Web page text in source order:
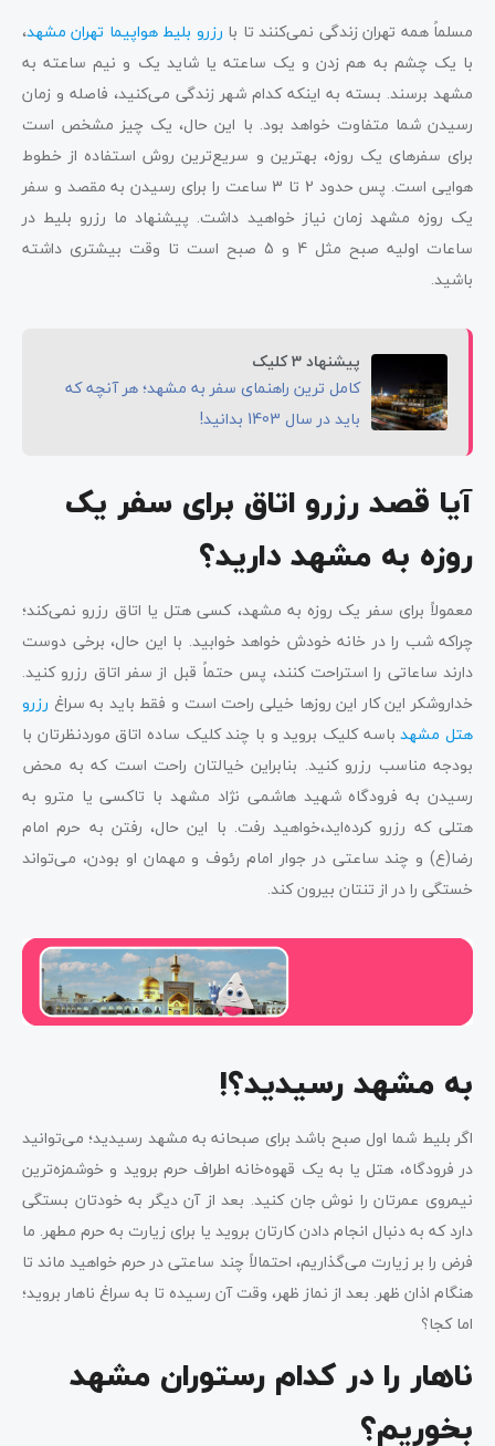
مسلماً همه تهران زندگی نمی‌کنند تا با رزرو بلیط هواپیما تهران مشهد،
با یک چشم به هم زدن و یک ساعته یا شاید یک و نیم ساعته به
مشهد برسند. بسته به اینکه کدام شهر زندگی می‌کنید، فاصله و زمان
رسیدن شما متفاوت خواهد بود. با این حال، یک چیز مشخص است
برای سفرهای یک روزه، بهترین و سریع‌ترین روش استفاده از خطوط
هوایی است. پس حدود 2 تا 3 ساعت را برای رسیدن به مقصد و سفر
یک روزه مشهد زمان نیاز خواهید داشت. پیشنهاد ما رزرو بلیط در
ساعات اولیه صبح مثل 4 و 5 صبح است تا وقت بیشتری داشته
باشید.
پیشنهاد 3 کلیک
کامل ترین راهنمای سفر به مشهد؛ هر آنچه که
باید در سال 1403 بدانید!
آیا قصد رزرو اتاق برای سفر یک
روزه به مشهد دارید؟
معمولاً برای سفر یک روزه به مشهد، کسی هتل یا اتاق رزرو نمی‌کند؛
چراکه شب را در خانه خودش خواهد خوابید. با این حال، برخی دوست
دارند ساعاتی را استراحت کنند، پس حتماً قبل از سفر اتاق رزرو کنید.
خداروشکر این کار این روزها خیلی راحت است و فقط باید به سراغ رزرو
هتل مشهدباسه کلیک بروید و با چند کلیک ساده اتاق موردنظرتان با
بودجه مناسب رزرو کنید. بنابراین خیالتان راحت است که به محض
رسیدن به فرودگاه شهید هاشمی نژاد مشهد با تاکسی یا مترو به
هتلی که رزرو کرده‌اید،خواهید رفت. با این حال، رفتن به حرم امام
رضا(ع) و چند ساعتی در جوار امام رئوف و مهمان او بودن، می‌تواند
خستگی را در از تنتان بیرون کند.
به مشهد رسیدید؟!
اگر بلیط شما اول صبح باشد برای صبحانه به مشهد رسیدید؛ می‌توانید
در فرودگاه، هتل یا به یک قهوه‌خانه اطراف حرم بروید و خوشمزه‌ترین
نیمروی عمرتان را نوش جان کنید. بعد از آن دیگر به خودتان بستگی
دارد که به دنبال انجام دادن کارتان بروید یا برای زیارت به حرم مطهر. ما
فرض را بر زیارت می‌گذاریم، احتمالاً چند ساعتی در حرم خواهید ماند تا
هنگام اذان ظهر. بعد از نماز ظهر، وقت آن رسیده تا به سراغ ناهار بروید؛
اما کجا؟
ناهار را در کدام رستوران مشهد
بخوریم؟